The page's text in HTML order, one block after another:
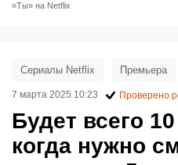
«Ты» на Netflix
Будет всего
когда нужно
Сериалы Netflix Премьера
7 марта 2025 10:23 Проверено